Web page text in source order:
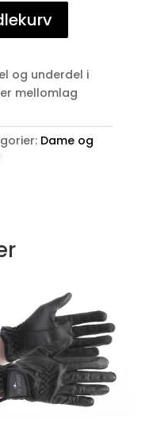
og underdel i
mellomlag
Dame og